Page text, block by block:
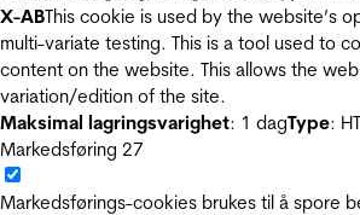
X-ABThis cookie is used by the website’s
multi-variate testing. This is a tool used to
content on the website. This allows the
variation/edition of the site.
Maksimal lagringsvarighet: 1 dagType:
Markedsføring 27
Markedsførings-cookies brukes til å spore